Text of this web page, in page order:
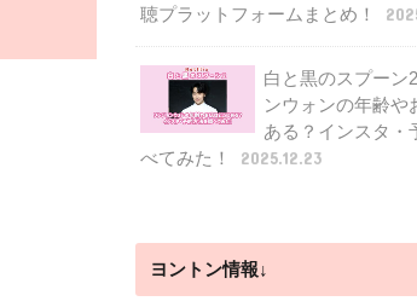
聴プラットフォームまとめ！
白と黒のスプーン
ンウォンの年齢や
ある？インスタ・
べてみた！
2025.12.23
ヨントン情報↓